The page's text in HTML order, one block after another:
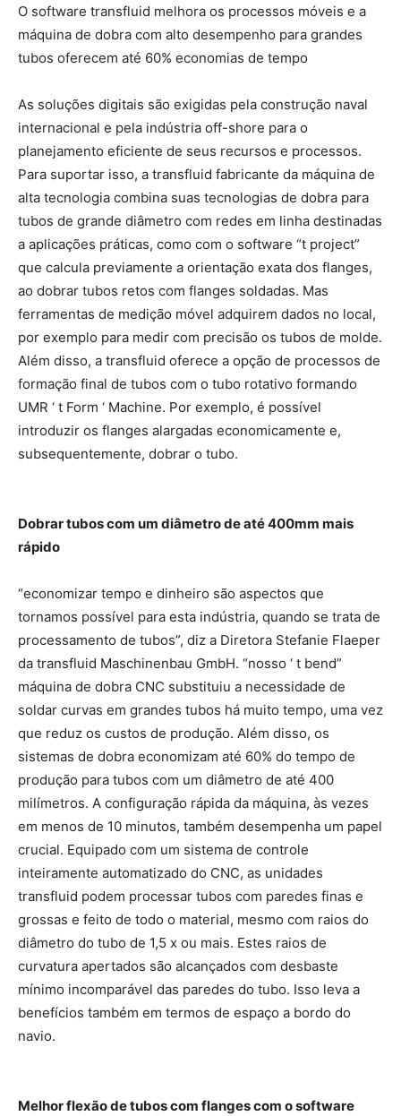
O software transfluid melhora os processos móveis e a
máquina de dobra com alto desempenho para grandes
tubos oferecem até 60% economias de tempo
As soluções digitais são exigidas pela construção naval
internacional e pela indústria off-shore para o
planejamento eficiente de seus recursos e processos.
Para suportar isso, a transfluid fabricante da máquina de
alta tecnologia combina suas tecnologias de dobra para
tubos de grande diâmetro com redes em linha destinadas
a aplicações práticas, como com o software “t project”
que calcula previamente a orientação exata dos flanges,
ao dobrar tubos retos com flanges soldadas. Mas
ferramentas de medição móvel adquirem dados no local,
por exemplo para medir com precisão os tubos de molde.
Além disso, a transfluid oferece a opção de processos de
formação final de tubos com o tubo rotativo formando
UMR ‘ t Form ‘ Machine. Por exemplo, é possível
introduzir os flanges alargadas economicamente e,
subsequentemente, dobrar o tubo.
Dobrar tubos com um diâmetro de até 400mm mais
rápido
“economizar tempo e dinheiro são aspectos que
tornamos possível para esta indústria, quando se trata de
processamento de tubos”, diz a Diretora Stefanie Flaeper
da transfluid Maschinenbau GmbH. “nosso ‘ t bend”
máquina de dobra CNC substituiu a necessidade de
soldar curvas em grandes tubos há muito tempo, uma vez
que reduz os custos de produção. Além disso, os
sistemas de dobra economizam até 60% do tempo de
produção para tubos com um diâmetro de até 400
milímetros. A configuração rápida da máquina, às vezes
em menos de 10 minutos, também desempenha um papel
crucial. Equipado com um sistema de controle
inteiramente automatizado do CNC, as unidades
transfluid podem processar tubos com paredes finas e
grossas e feito de todo o material, mesmo com raios do
diâmetro do tubo de 1,5 x ou mais. Estes raios de
curvatura apertados são alcançados com desbaste
mínimo incomparável das paredes do tubo. Isso leva a
benefícios também em termos de espaço a bordo do
navio.
Melhor flexão de tubos com flanges com o software